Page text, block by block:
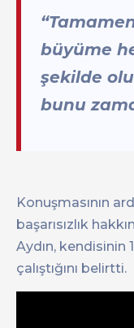
büyüme
şekilde
bunu
Konuşmasının
başarısızlık
Aydın, kendisinin
çalıştığını belirtti.